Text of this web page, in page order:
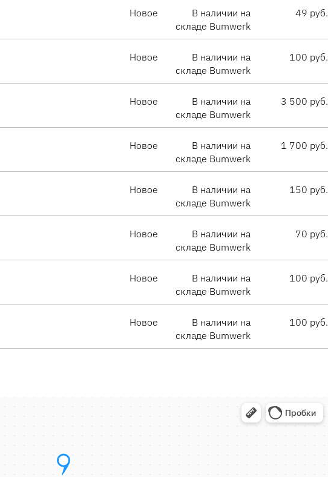
Новое
В наличии на
складе Bumwerk
49 руб.
Новое
В наличии на
складе Bumwerk
100 руб.
Новое
В наличии на
складе Bumwerk
3 500 руб.
Новое
В наличии на
складе Bumwerk
1 700 руб.
Новое
В наличии на
складе Bumwerk
150 руб.
Новое
В наличии на
складе Bumwerk
70 руб.
Новое
В наличии на
складе Bumwerk
100 руб.
Новое
В наличии на
складе Bumwerk
100 руб.